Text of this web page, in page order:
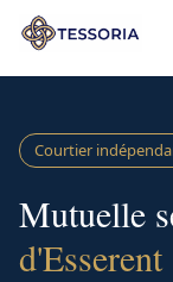
Aller au contenu
Courtier
Mutuelle
d'Esserent